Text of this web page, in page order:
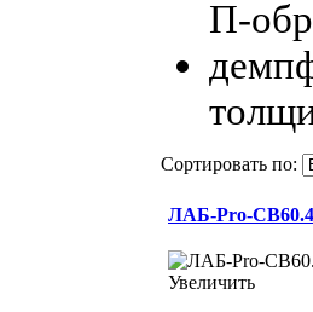
П-
Сортировать по:
ЛАБ-Pro-
Увеличить